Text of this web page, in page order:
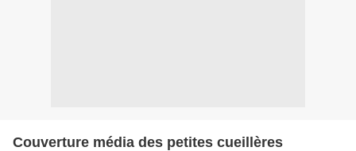
Couverture média des petites cueillères